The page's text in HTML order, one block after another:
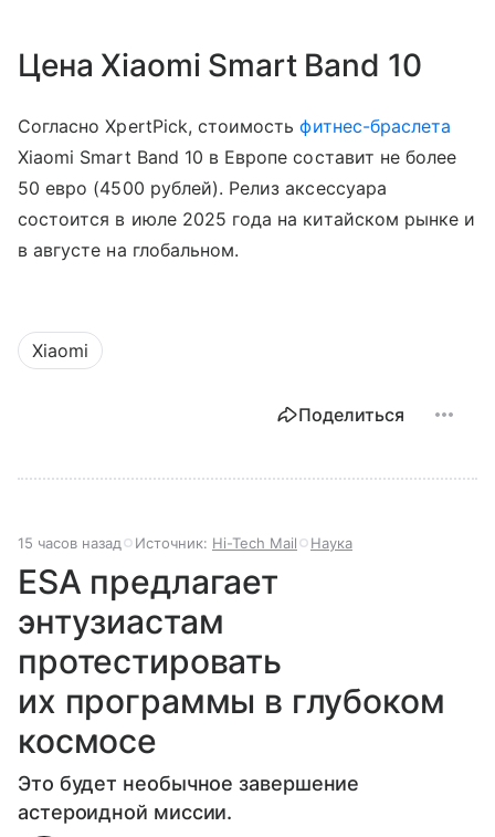
Цена Xiaomi Smart Band 10
Согласно XpertPick, стоимостьфитнес-браслета
Xiaomi Smart Band 10 в Европе составит не более
50 евро (4500 рублей). Релиз аксессуара
состоится в июле 2025 года на китайском рынке и
в августе на глобальном.
Xiaomi
Поделиться
15 часов назад Источник: Hi-Tech Mail Наука
ESA предлагает
энтузиастам
протестировать
их программы в глубоком
космосе
Это будет необычное завершение
астероидной миссии.